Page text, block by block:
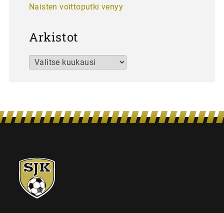
Naisten voittoputki venyy
Arkistot
Arkistot
SJK-
juniorit